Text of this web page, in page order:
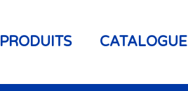
PRODUITS CATALOGUE